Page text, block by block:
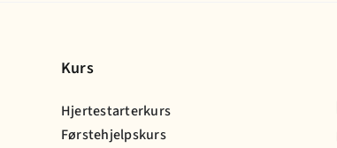
Kurs
Hjertestarterkurs
Førstehjelpskurs